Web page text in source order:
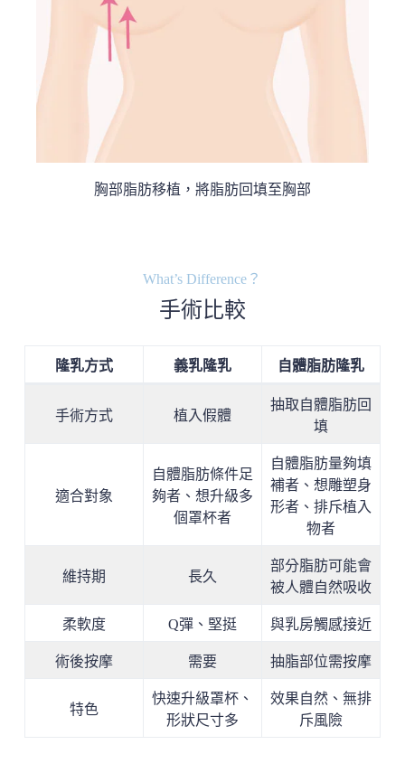
胸部脂肪移植，將脂肪回填至胸部
What’s Difference？
手術比較
隆乳方式 義乳隆乳 自體脂肪隆乳
手術方式 植入假體
抽取自體脂肪回
填
適合對象
自體脂肪條件足
夠者、想升級多
個罩杯者
自體脂肪量夠填
補者、想雕塑身
形者、排斥植入
物者
維持期 長久
部分脂肪可能會
被人體自然吸收
柔軟度 Q彈、堅挺 與乳房觸感接近
術後按摩 需要 抽脂部位需按摩
特色
快速升級罩杯、
形狀尺寸多
效果自然、無排
斥風險